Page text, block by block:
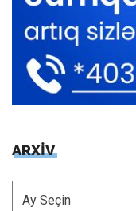
ARXİV
ARXİV